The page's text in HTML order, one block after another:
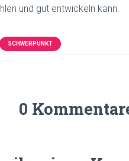
und gut entwickeln kann.
SCHWERPUNKT
0